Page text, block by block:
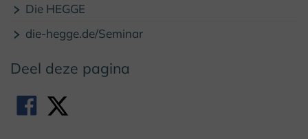
Die HEGGE
die-hegge.de/Seminar
Deel deze pagina